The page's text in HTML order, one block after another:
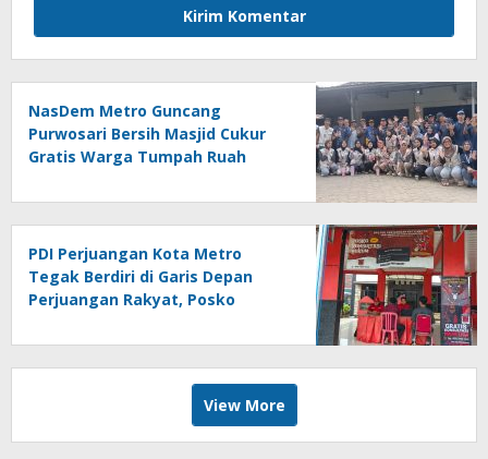
NasDem Metro Guncang
Purwosari Bersih Masjid Cukur
Gratis Warga Tumpah Ruah
PDI Perjuangan Kota Metro
Tegak Berdiri di Garis Depan
Perjuangan Rakyat, Posko
Jumat, BBHAR Siap Dibentuk
View More